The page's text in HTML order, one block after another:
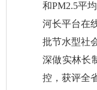
和PM2.5平
河长平台在
批节水型社
深做实林长
控，获评全